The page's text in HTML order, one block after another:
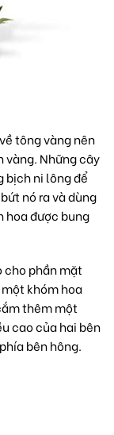
tông vàng nên
vàng. Những cây
bịch ni lông để
nó ra và dùng
hoa được bung
cho phần mặt
khóm hoa
thêm một
cao của hai bên
bên hông.